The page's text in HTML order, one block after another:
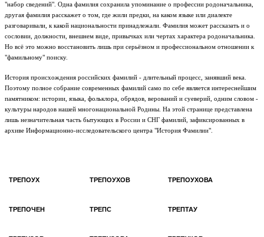
"набор сведений". Одна фамилия сохранила упоминание о профессии родоначальника,
другая фамилия расскажет о том, где жили предки, на каком языке или диалекте
разговаривали, к какой национальности принадлежали. Фамилия может рассказать и о
сословии, должности, внешнем виде, привычках или чертах характера родоначальника.
Но всё это можно восстановить лишь при серьёзном и профессиональном отношении к
"фамильному" поиску.
История происхождения российских фамилий - длительный процесс, занявший века.
Поэтому полное собрание современных фамилий само по себе является интереснейшим
памятником: истории, языка, фольклора, обрядов, верований и суеверий, одним словом -
культуры народов нашей многонациональной Родины. На этой странице представлена
лишь незначительная часть бытующих в России и СНГ фамилий, зафиксированных в
архиве Информационно-исследовательского центра "История Фамилии".
ТРЕПОУХ ТРЕПОУХОВ ТРЕПОУХОВА
ТРЕПОЧЕН ТРЕПС ТРЕПТАУ